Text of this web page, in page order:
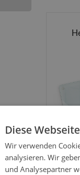
Diese
Wir verwenden
analysieren. Wir
und Analysepartner